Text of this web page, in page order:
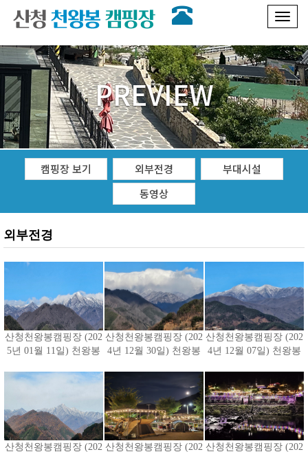
Toggle
PREVIEW
캠핑장 보기 외부전경
부대시설
동영상
외부전경
산청천왕봉캠핑장 (202
5년 01월 11일) 천왕봉
산청천왕봉캠핑장 (202
4년 12월 30일) 천왕봉
산청천왕봉캠핑장 (202
4년 12월 07일) 천왕봉
산청천왕봉캠핑장 (202 산청천왕봉캠핑장 (202 산청천왕봉캠핑장 (202